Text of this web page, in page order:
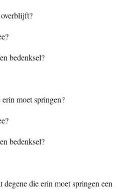
bedenksel?
moet springen?
bedenksel?
degene die erin moet springen een